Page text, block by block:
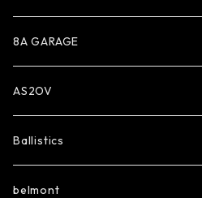
8A GARAGE
AS2OV
Ballistics
belmont